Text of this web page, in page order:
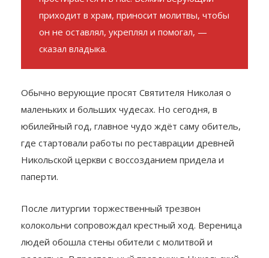
его почитать, потому что его любовь
простирается и в нас. Всякий верующий
приходит в храм, приносит молитвы, чтобы
он не оставлял, укреплял и помогал, —
Обычно верующие просят Святителя Николая о
маленьких и больших чудесах. Но сегодня, в
юбилейный год, главное чудо ждёт саму обитель,
где стартовали работы по реставрации древней
Никольской церкви с воссозданием придела и
После литургии торжественный трезвон
колокольни сопровождал крестный ход. Вереница